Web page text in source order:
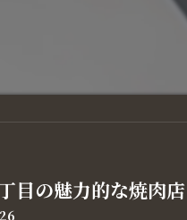
目の魅力的な焼肉店